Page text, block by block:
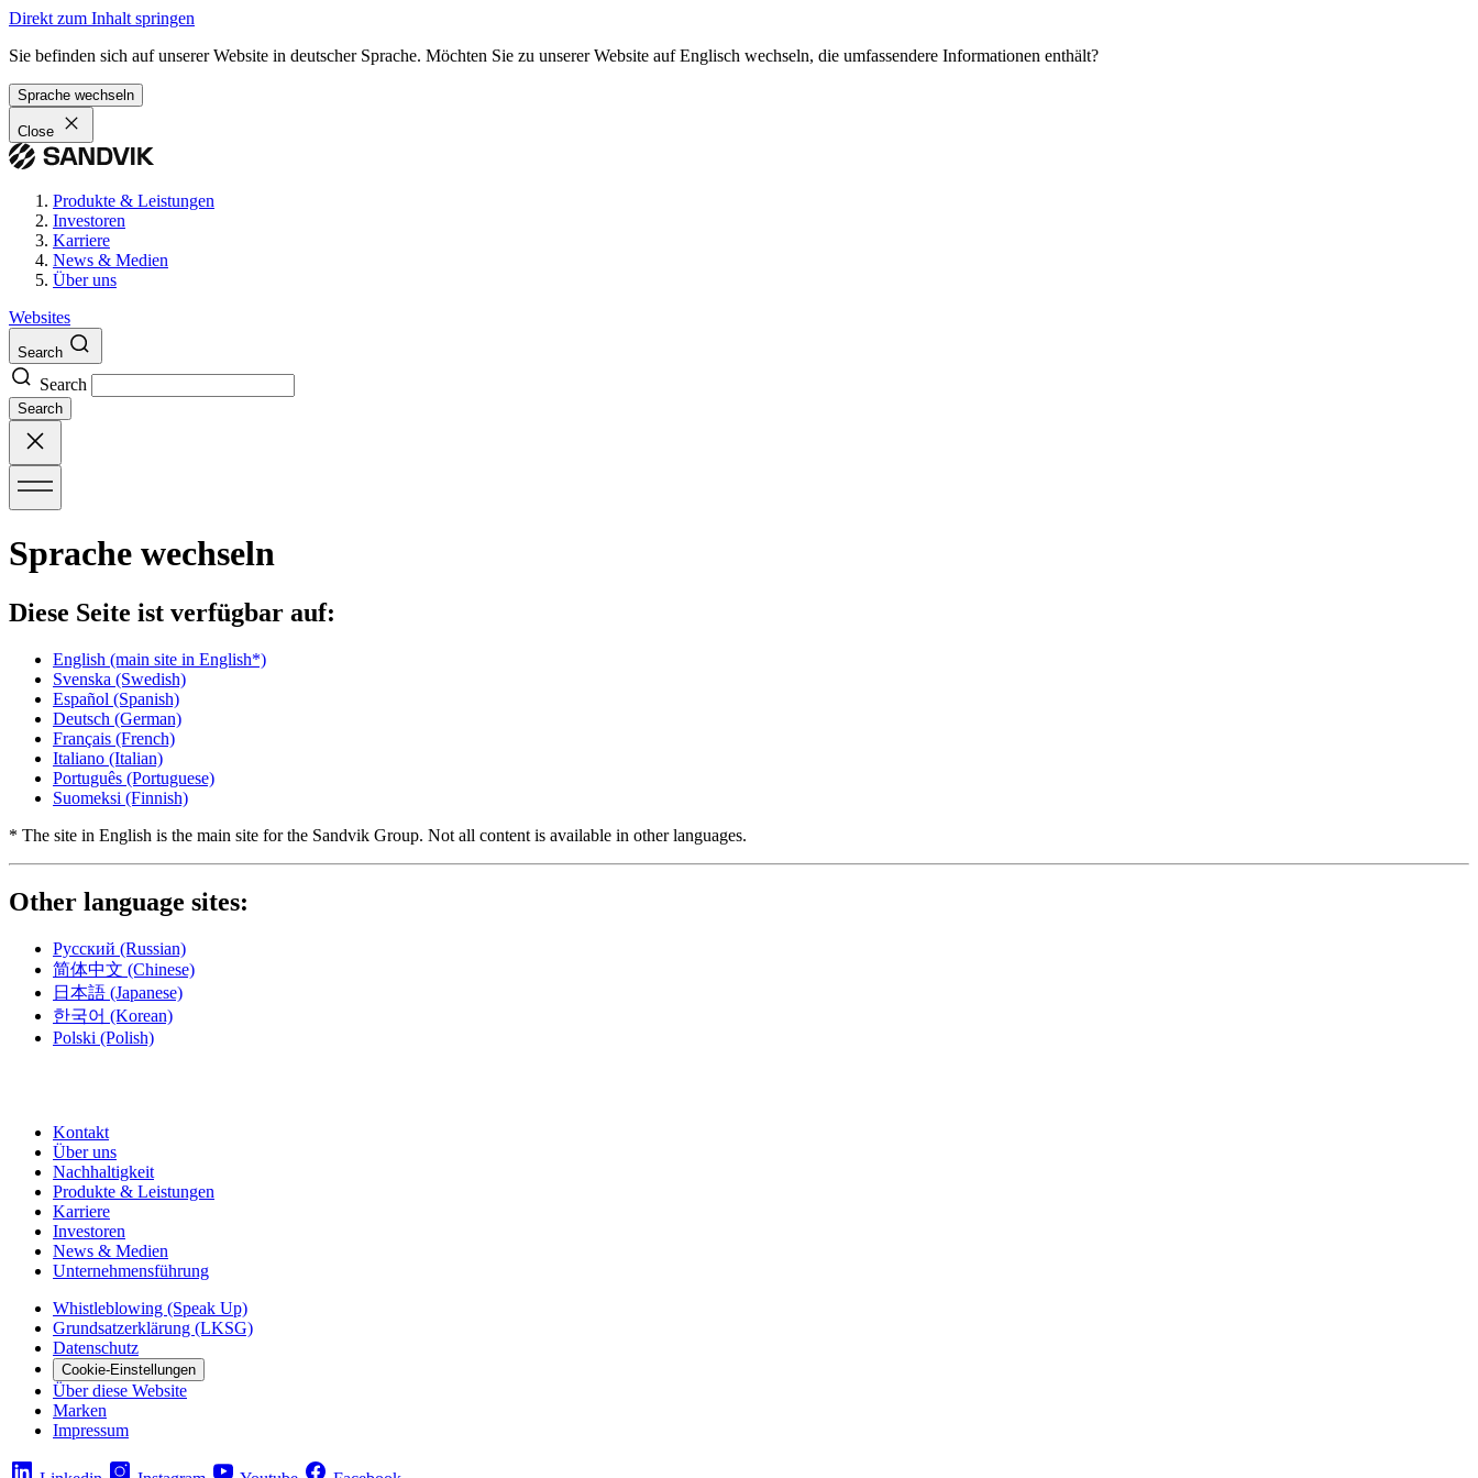
Direkt zum Inhalt springen
Sie befinden sich auf unserer Website in deutscher Sprache. Möchten Sie zu unserer Website auf Englisch wechseln, die umfassendere Informationen enthält?
Sprache wechseln
Close
Produkte & Leistungen
Investoren
Karriere
News & Medien
Über uns
Websites
Search
Search
Search
Sprache wechseln
Diese Seite ist verfügbar auf:
English (main site in English*)
Svenska (Swedish)
Español (Spanish)
Deutsch (German)
Français (French)
Italiano (Italian)
Português (Portuguese)
Suomeksi (Finnish)
* The site in English is the main site for the Sandvik Group. Not all content is available in other languages.
Other language sites:
Русский (Russian)
简体中文 (Chinese)
日本語 (Japanese)
한국어 (Korean)
Polski (Polish)
Kontakt
Über uns
Nachhaltigkeit
Produkte & Leistungen
Karriere
Investoren
News & Medien
Unternehmensführung
Whistleblowing (Speak Up)
Grundsatzerklärung (LKSG)
Datenschutz
Cookie-Einstellungen
Über diese Website
Marken
Impressum